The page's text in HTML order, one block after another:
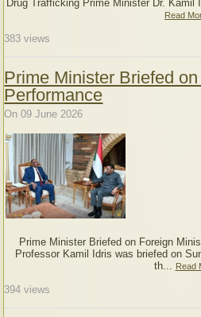
Drug Trafficking Prime Minister Dr.
Read
383 views
Prime Minister Briefed
Performance
On 09 June 2026
Prime Minister Briefed on Foreign
Professor Kamil Idris was briefed on
th...
Read
394 views